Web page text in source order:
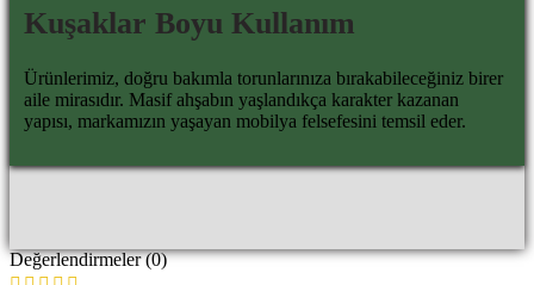
Kuşaklar Boyu Kullanım
Ürünlerimiz, doğru bakımla torunlarınıza bırakabileceğiniz birer
aile mirasıdır. Masif ahşabın yaşlandıkça karakter kazanan
yapısı, markamızın yaşayan mobilya felsefesini temsil eder.
Değerlendirmeler (0)